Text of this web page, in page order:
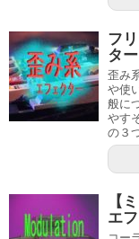
フ
タ
歪み
や使
般に
やす
の３
【
エ